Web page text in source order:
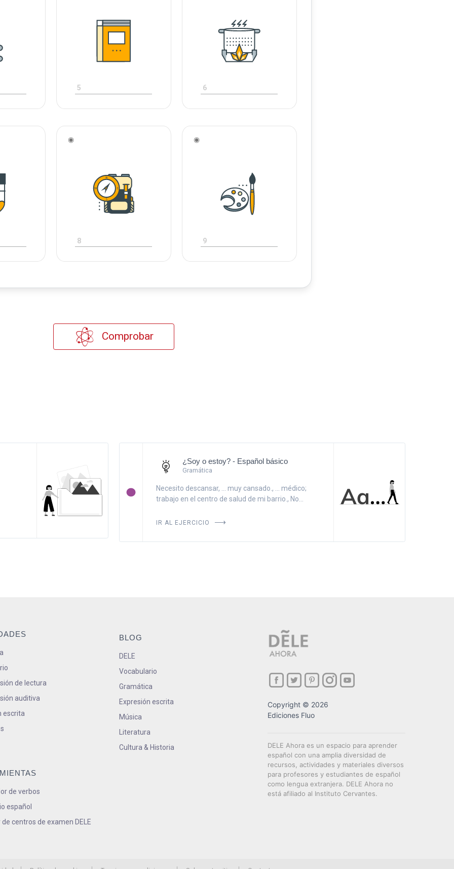
5 6
◉
8
◉
9
Comprobar
¿Soy o estoy? - Español básico
Gramática
Necesito descansar, ... muy cansado., ... médico;
trabajo en el centro de salud de mi barrio., No...
IR AL EJERCICIO
de lectura
auditiva
escrita
de verbos
español
centros de examen DELE
BLOG
DELE
Vocabulario
Gramática
Expresión escrita
Música
Literatura
Cultura & Historia
Copyright © 2026
Ediciones Fluo
DELE Ahora es un espacio para aprender
español con una amplia diversidad de
recursos, actividades y materiales diversos
para profesores y estudiantes de español
como lengua extranjera. DELE Ahora no
está afiliado al Instituto Cervantes.